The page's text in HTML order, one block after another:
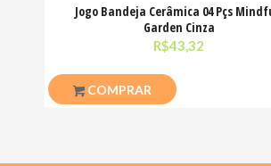
Jogo Bandeja Cerâmica 04 Pçs
Garden Cinza
R$43,32
COMPRAR